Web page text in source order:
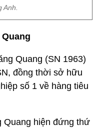
Anh.
Quang (SN 1963)
đồng thời sở hữu
số 1 về hàng tiêu
Quang hiện đứng thứ